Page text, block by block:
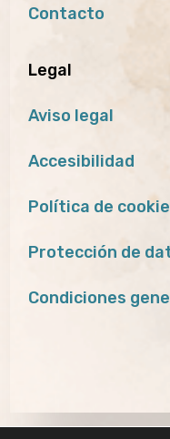
Contacto
Legal
Aviso legal
Accesibilidad
Política de
Protección de
Condiciones